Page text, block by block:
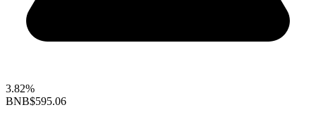
3.82%
BNB$595.06